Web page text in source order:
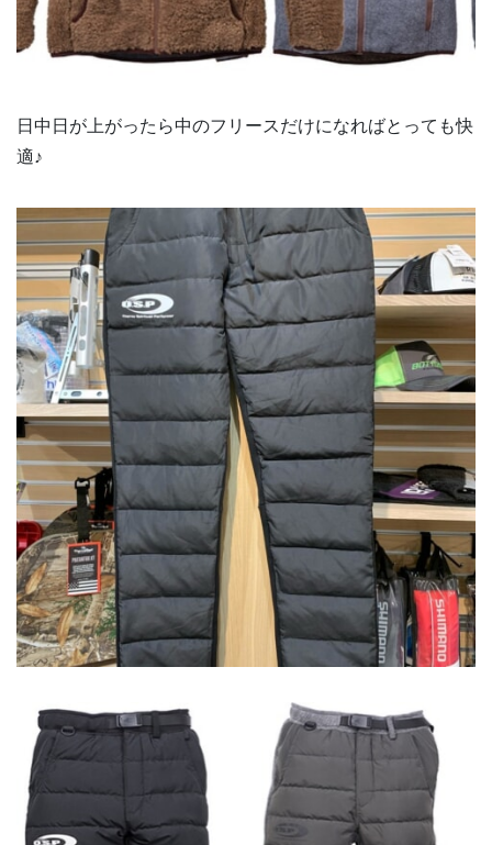
日中日が上がったら中のフリースだけになればとっても快
適♪